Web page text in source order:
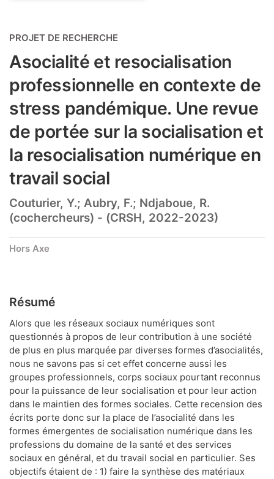
PROJET DE RECHERCHE
Asocialité et resocialisation
professionnelle en contexte de
stress pandémique. Une revue
de portée sur la socialisation et
la resocialisation numérique en
travail social
Couturier, Y.; Aubry, F.; Ndjaboue, R.
(cochercheurs) - (CRSH, 2022-2023)
Hors Axe
Résumé
Alors que les réseaux sociaux numériques sont
questionnés à propos de leur contribution à une société
de plus en plus marquée par diverses formes d’asocialités,
nous ne savons pas si cet effet concerne aussi les
groupes professionnels, corps sociaux pourtant reconnus
pour la puissance de leur socialisation et pour leur action
dans le maintien des formes sociales. Cette recension des
écrits porte donc sur la place de l’asocialité dans les
formes émergentes de socialisation numérique dans les
professions du domaine de la santé et des services
sociaux en général, et du travail social en particulier. Ses
objectifs étaient de : 1) faire la synthèse des matériaux